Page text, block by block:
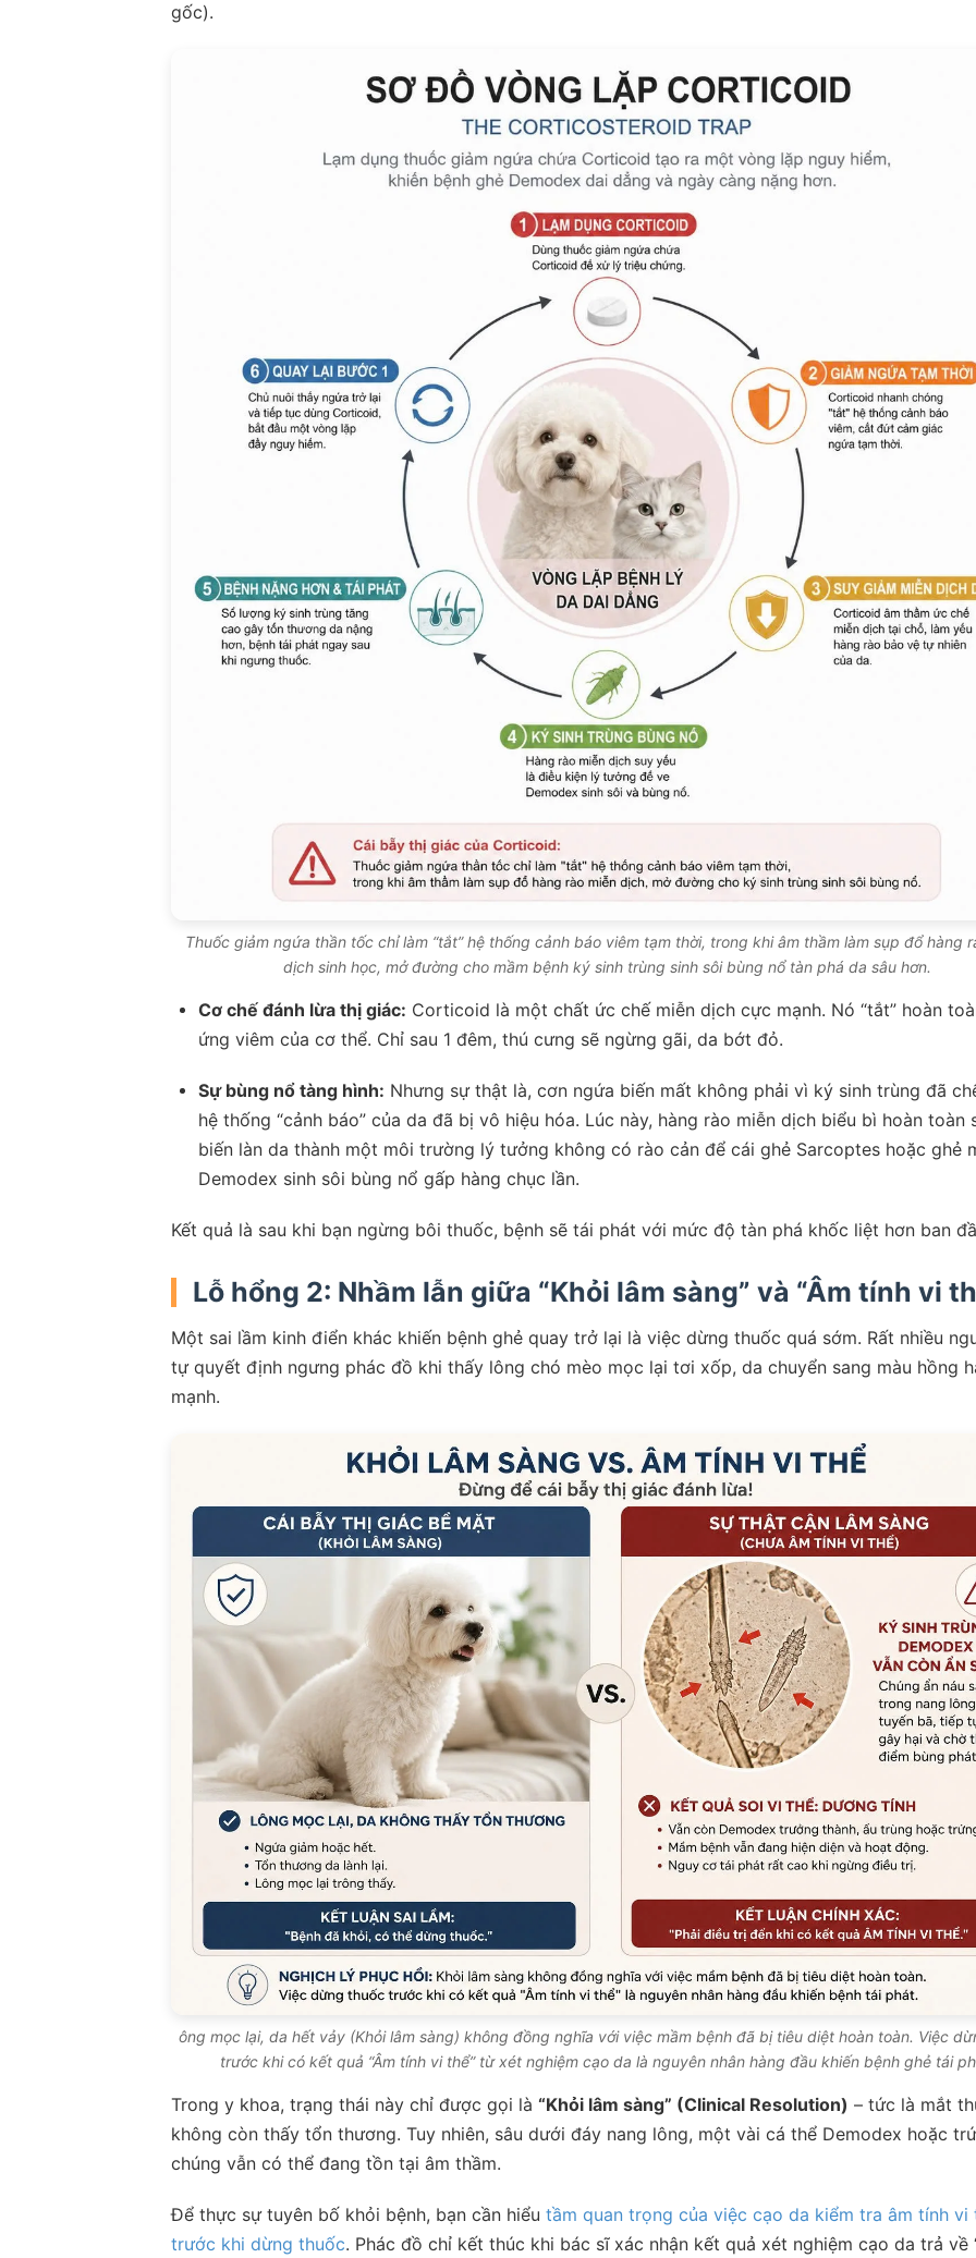
gốc).
Thuốc giảm ngứa thần tốc chỉ làm “tắt” hệ thống cảnh báo viêm tạm thời, trong khi âm thầm làm sụp đổ hàng
dịch sinh học, mở đường cho mầm bệnh ký sinh trùng sinh sôi bùng nổ tàn phá da sâu hơn.
Cơ chế đánh lừa thị giác: Corticoid là một chất ức chế miễn dịch cực mạnh. Nó “tắt” hoàn
ứng viêm của cơ thể. Chỉ sau 1 đêm, thú cưng sẽ ngừng gãi, da bớt đỏ.
Sự bùng nổ tàng hình: Nhưng sự thật là, cơn ngứa biến mất không phải vì ký sinh trùng đã
hệ thống “cảnh báo” của da đã bị vô hiệu hóa. Lúc này, hàng rào miễn dịch biểu bì hoàn toàn
biến làn da thành một môi trường lý tưởng không có rào cản để cái ghẻ Sarcoptes hoặc ghẻ
Demodex sinh sôi bùng nổ gấp hàng chục lần.
Kết quả là sau khi bạn ngừng bôi thuốc, bệnh sẽ tái phát với mức độ tàn phá khốc liệt hơn ban
Lỗ hổng 2: Nhầm lẫn giữa “Khỏi lâm sàng” và “Âm tính vi
Một sai lầm kinh điển khác khiến bệnh ghẻ quay trở lại là việc dừng thuốc quá sớm. Rất nhiều
tự quyết định ngưng phác đồ khi thấy lông chó mèo mọc lại tơi xốp, da chuyển sang màu hồng
mạnh.
ông mọc lại, da hết vảy (Khỏi lâm sàng) không đồng nghĩa với việc mầm bệnh đã bị tiêu diệt hoàn toàn. Việc
trước khi có kết quả “Âm tính vi thể” từ xét nghiệm cạo da là nguyên nhân hàng đầu khiến bệnh ghẻ tái
Trong y khoa, trạng thái này chỉ được gọi là “Khỏi lâm sàng” (Clinical Resolution) – tức là mắt
không còn thấy tổn thương. Tuy nhiên, sâu dưới đáy nang lông, một vài cá thể Demodex hoặc
chúng vẫn có thể đang tồn tại âm thầm.
Để thực sự tuyên bố khỏi bệnh, bạn cần hiểu tầm quan trọng của việc cạo da kiểm tra âm tính vi
trước khi dừng thuốc. Phác đồ chỉ kết thúc khi bác sĩ xác nhận kết quả xét nghiệm cạo da trả về